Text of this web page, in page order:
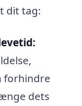
dit tag:
forhindre
dets